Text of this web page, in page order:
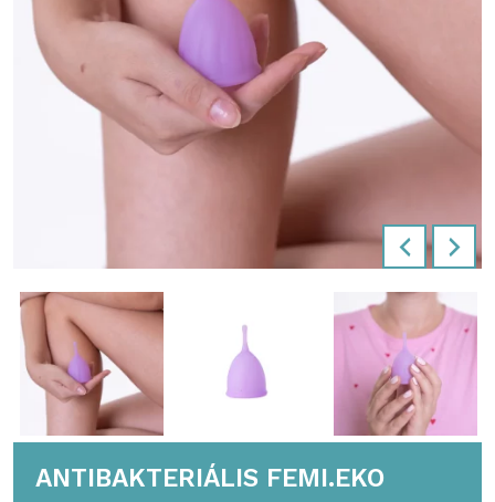
ANTIBAKTERIÁLIS FEMI.EKO